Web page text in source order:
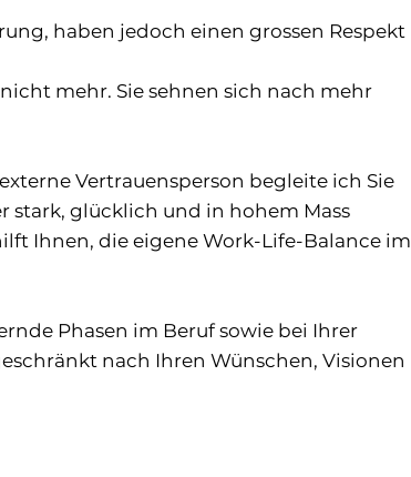
haben jedoch einen grossen Respekt
mehr. Sie sehnen sich nach mehr
Vertrauensperson begleite ich Sie
stark, glücklich und in hohem Mass
Ihnen, die eigene Work-Life-Balance im
Phasen im Beruf sowie bei Ihrer
nach Ihren Wünschen, Visionen